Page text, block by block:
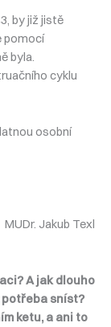
by již jistě
pomocí
byla.
cyklu
osobní
MUDr. Jakub Texl
A jak dlouho
sníst?
ketu, a ani to